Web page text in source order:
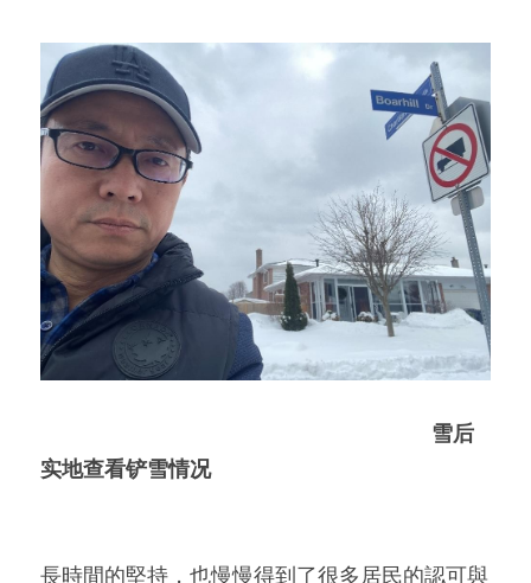
雪后
实地查看铲雪情况
長時間的堅持，也慢慢得到了很多居民的認可與